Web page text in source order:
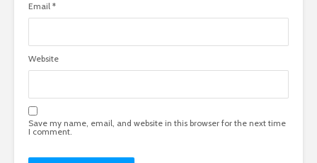
Email *
Website
Save my name, email, and website in this browser for the next time
I comment.